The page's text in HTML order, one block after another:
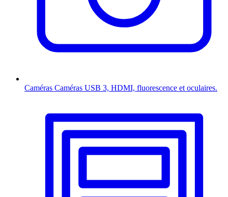
Caméras Caméras USB 3, HDMI, fluorescence et oculaires.